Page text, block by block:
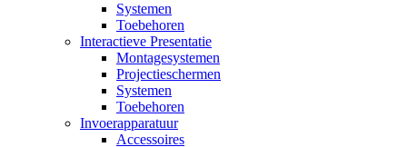
Systemen
Toebehoren
Interactieve Presentatie
Montagesystemen
Projectieschermen
Systemen
Toebehoren
Invoerapparatuur
Accessoires